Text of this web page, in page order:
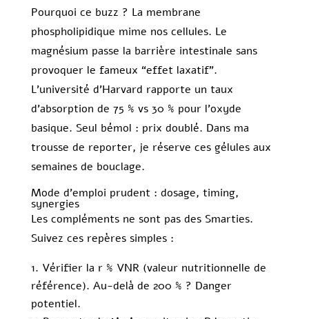
Pourquoi ce buzz ? La membrane
phospholipidique mime nos cellules. Le
magnésium passe la barrière intestinale sans
provoquer le fameux “effet laxatif”.
L’université d’Harvard rapporte un taux
d’absorption de 75 % vs 30 % pour l’oxyde
basique. Seul bémol : prix doublé. Dans ma
trousse de reporter, je réserve ces gélules aux
semaines de bouclage.
Mode d’emploi prudent : dosage, timing,
synergies
Les compléments ne sont pas des Smarties.
Suivez ces repères simples :
Vérifier la r % VNR (valeur nutritionnelle de
référence). Au-delà de 200 % ? Danger
potentiel.